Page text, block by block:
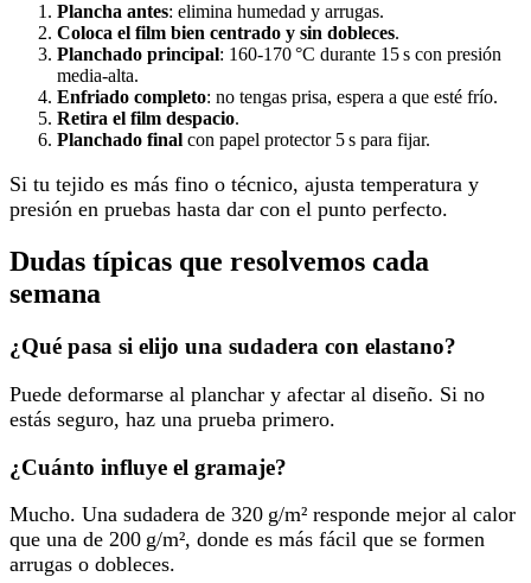
Plancha antes: elimina humedad y arrugas.
Coloca el film bien centrado y sin dobleces.
Planchado principal: 160-170 °C durante 15 s con presión
media-alta.
Enfriado completo: no tengas prisa, espera a que esté frío.
Retira el film despacio.
Planchado final con papel protector 5 s para fijar.
Si tu tejido es más fino o técnico, ajusta temperatura y
presión en pruebas hasta dar con el punto perfecto.
Dudas típicas que resolvemos cada
semana
¿Qué pasa si elijo una sudadera con elastano?
Puede deformarse al planchar y afectar al diseño. Si no
estás seguro, haz una prueba primero.
¿Cuánto influye el gramaje?
Mucho. Una sudadera de 320 g/m² responde mejor al calor
que una de 200 g/m², donde es más fácil que se formen
arrugas o dobleces.